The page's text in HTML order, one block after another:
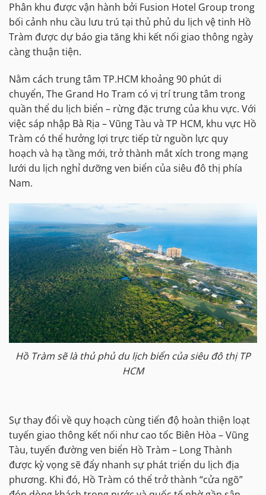
Phân khu được vận hành bởi Fusion Hotel Group trong
bối cảnh nhu cầu lưu trú tại thủ phủ du lịch vệ tinh Hồ
Tràm được dự báo gia tăng khi kết nối giao thông ngày
càng thuận tiện.
Nằm cách trung tâm TP.HCM khoảng 90 phút di
chuyển, The Grand Ho Tram có vị trí trung tâm trong
quần thể du lịch biển – rừng đặc trưng của khu vực. Với
việc sáp nhập Bà Rịa – Vũng Tàu và TP HCM, khu vực Hồ
Tràm có thể hưởng lợi trực tiếp từ nguồn lực quy
hoạch và hạ tầng mới, trở thành mắt xích trong mạng
lưới du lịch nghỉ dưỡng ven biển của siêu đô thị phía
Nam.
Hồ Tràm sẽ là thủ phủ du lịch biển của siêu đô thị TP
HCM
Sự thay đổi về quy hoạch cùng tiến độ hoàn thiện loạt
tuyến giao thông kết nối như cao tốc Biên Hòa – Vũng
Tàu, tuyến đường ven biển Hồ Tràm – Long Thành
được kỳ vọng sẽ đẩy nhanh sự phát triển du lịch địa
phương. Khi đó, Hồ Tràm có thể trở thành “cửa ngõ”